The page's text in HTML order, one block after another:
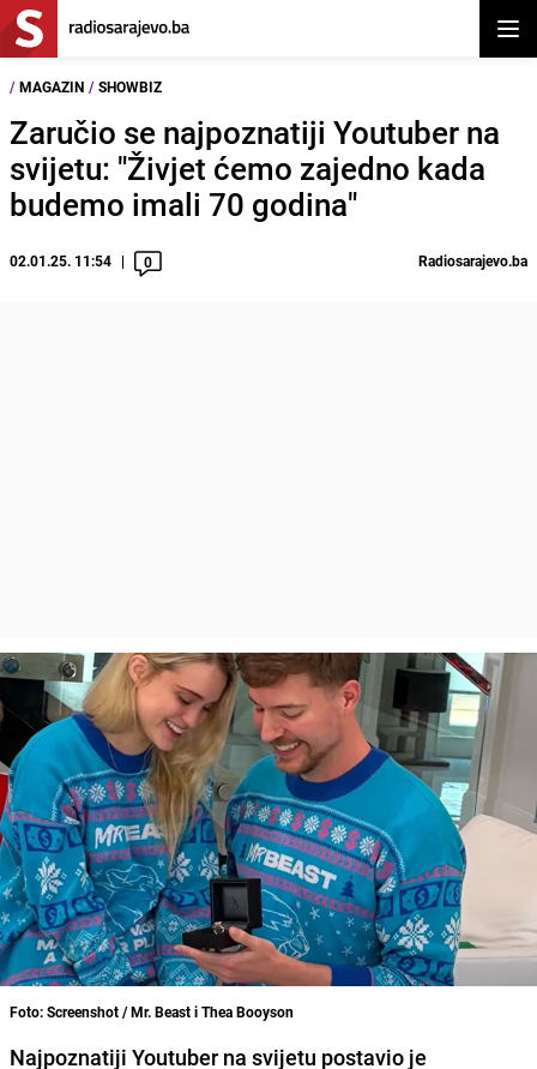
/ MAGAZIN / SHOWBIZ
Zaručio se najpoznatiji Youtuber na
svijetu: "Živjet ćemo zajedno kada
budemo imali 70 godina"
02.01.25. 11:54 0 Radiosarajevo.ba
Foto: Screenshot / Mr. Beast i Thea Booyson
Najpoznatiji Youtuber na svijetu postavio je